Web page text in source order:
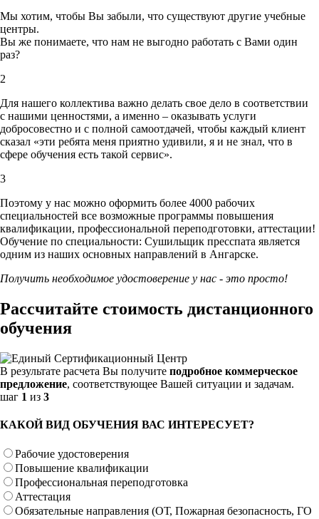
Мы хотим, чтобы Вы забыли, что существуют другие учебные
центры.
Вы же понимаете, что нам не выгодно работать с Вами один
раз?
2
Для нашего коллектива важно делать свое дело в соответствии
с нашими ценностями, а именно – оказывать услуги
добросовестно и с полной самоотдачей, чтобы каждый клиент
сказал «эти ребята меня приятно удивили, я и не знал, что в
сфере обучения есть такой сервис».
3
Поэтому у нас можно оформить более 4000 рабочих
специальностей все возможные программы повышения
квалификации, профессиональной переподготовки, аттестации!
Обучение по специальности: Сушильщик пресспата является
одним из наших основных направлений в Ангарске.
Получить необходимое удостоверение у нас - это просто!
Рассчитайте стоимость дистанционного
обучения
В результате расчета Вы получите подробное коммерческое
предложение, соответствующее Вашей ситуации и задачам.
шаг 1 из 3
КАКОЙ ВИД ОБУЧЕНИЯ ВАС ИНТЕРЕСУЕТ?
Рабочие удостоверения
Повышение квалификации
Профессиональная переподготовка
Аттестация
Обязательные направления (ОТ, Пожарная безопасность, ГО